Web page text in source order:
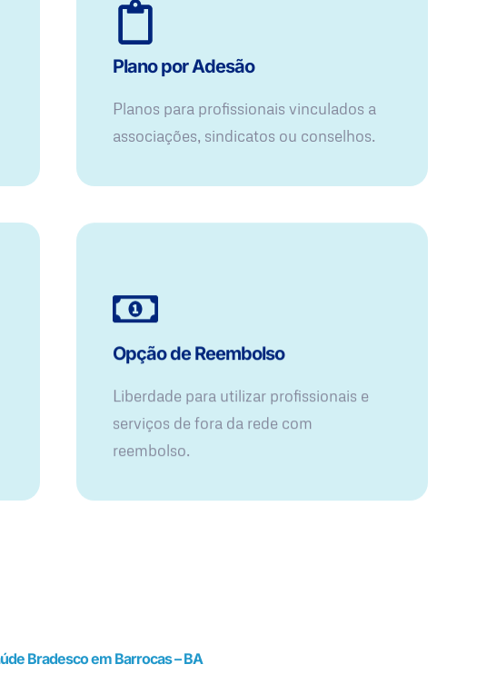
Plano por Adesão
Planos para profissionais vinculados a
associações, sindicatos ou conselhos.
Opção de Reembolso
Liberdade para utilizar profissionais e
serviços de fora da rede com
reembolso.
Bradesco em Barrocas – BA